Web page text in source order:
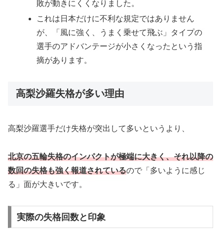
敗が動きにくくなりました。
これは日本だけに不利な規定ではありません
が、「風に強く、うまく乗せて飛ぶ」タイプの
選手のアドバンテージが小さくなったという指
摘があります。
高梨沙羅失格が多い理由
高梨沙羅選手だけ失格が突出して多いというより、
北京の五輪失格のインパクトが極端に大きく、それ以降の
数回の失格も強く報道されているので「多いように感じ
る」面が大きいです。
実際の失格回数と印象